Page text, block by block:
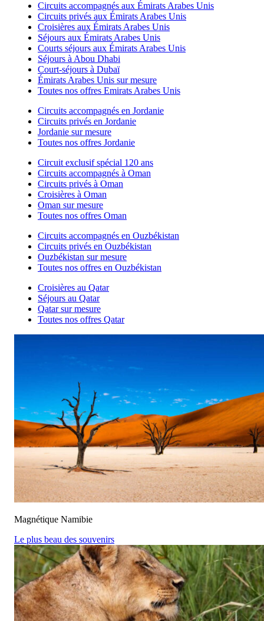
Circuits accompagnés aux Émirats Arabes Unis
Circuits privés aux Émirats Arabes Unis
Croisières aux Émirats Arabes Unis
Séjours aux Émirats Arabes Unis
Courts séjours aux Émirats Arabes Unis
Séjours à Abou Dhabi
Court-séjours à Dubaï
Émirats Arabes Unis sur mesure
Toutes nos offres Emirats Arabes Unis
Circuits accompagnés en Jordanie
Circuits privés en Jordanie
Jordanie sur mesure
Toutes nos offres Jordanie
Circuit exclusif spécial 120 ans
Circuits accompagnés à Oman
Circuits privés à Oman
Croisières à Oman
Oman sur mesure
Toutes nos offres Oman
Circuits accompagnés en Ouzbékistan
Circuits privés en Ouzbékistan
Ouzbékistan sur mesure
Toutes nos offres en Ouzbékistan
Croisières au Qatar
Séjours au Qatar
Qatar sur mesure
Toutes nos offres Qatar
Magnétique Namibie
Le plus beau des souvenirs